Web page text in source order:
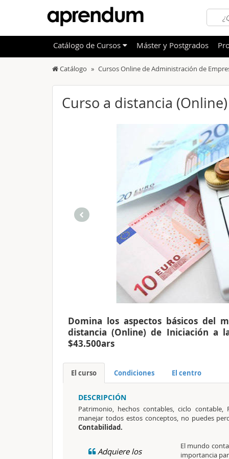
OFERTAS DESTACADAS
Otras
Catálogo Cursos Online de Administración de
Curso a distancia
Domina los aspectos básicos del
distancia (Online) de Iniciación a
$43.500ars
El curso Condiciones El centro
DESCRIPCIÓN
Patrimonio, hechos contables, ciclo
manejar todos estos conceptos, no puedes
Contabilidad.
Adquiere los
El mundo
importancia
Catálogo de Cursos Máster y Postgrados